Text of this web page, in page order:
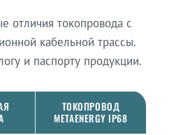
отличия токопровода с
кабельной трассы.
и паспорту продукции.
ТОКОПРОВОД
METAENERGY IP68